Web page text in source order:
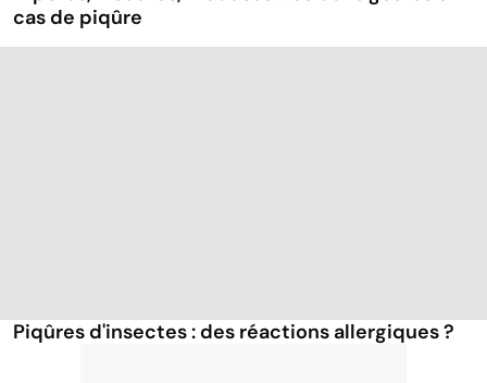
cas de piqûre
Piqûres d'insectes : des réactions allergiques ?